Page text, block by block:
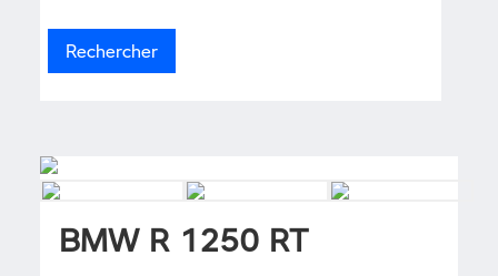
BMW R 1250 RT